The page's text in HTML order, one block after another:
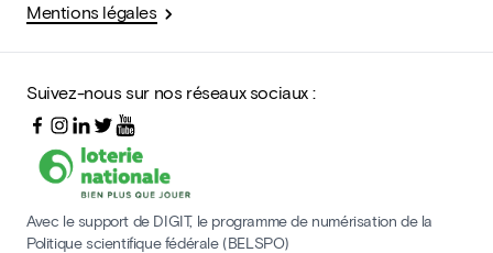
Mentions légales
Suivez-nous sur nos réseaux sociaux :
Avec le support de DIGIT, le programme de numérisation de la
Politique scientifique fédérale (BELSPO)